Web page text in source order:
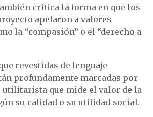
critica la forma en que los
apelaron a valores
la “compasión” o el “derecho a
revestidas de lenguaje
profundamente marcadas por
que mide el valor de la
su calidad o su utilidad social.